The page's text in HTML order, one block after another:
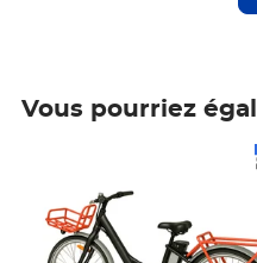
Vous pourriez